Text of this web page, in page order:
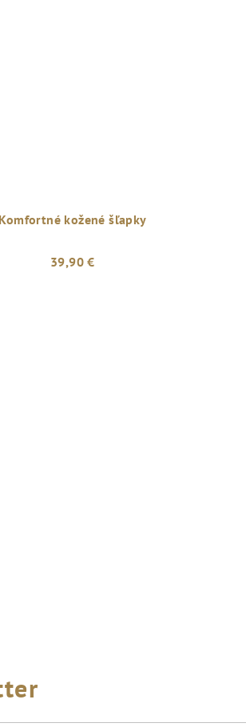
Komfortné kožené šľapky
39,90 €